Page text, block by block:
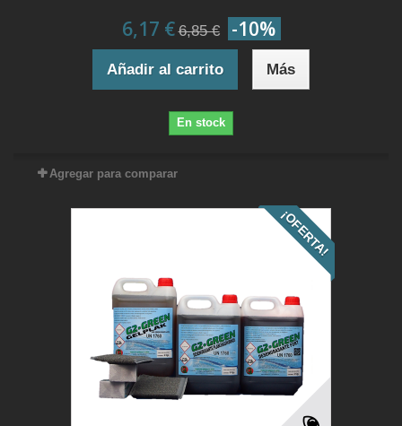
6,17 € 6,85 € -10%
Añadir al carrito Más
En stock
Agregar para comparar
¡OFERTA!